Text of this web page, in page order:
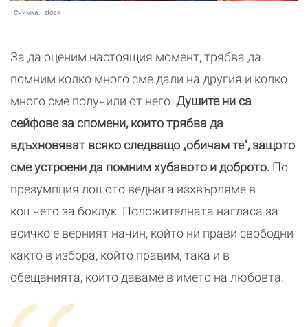
Снимка: Istock
За да оценим настоящия момент, трябва да
помним колко много сме дали на другия и колко
много сме получили от него. Душите ни са
сейфове за спомени, които трябва да
вдъхновяват всяко следващо „обичам те“, защото
сме устроени да помним хубавото и доброто. По
презумпция лошото веднага изхвърляме в
кошчето за боклук. Положителната нагласа за
всичко е верният начин, който ни прави свободни
както в избора, който правим, така и в
обещанията, които даваме в името на любовта.